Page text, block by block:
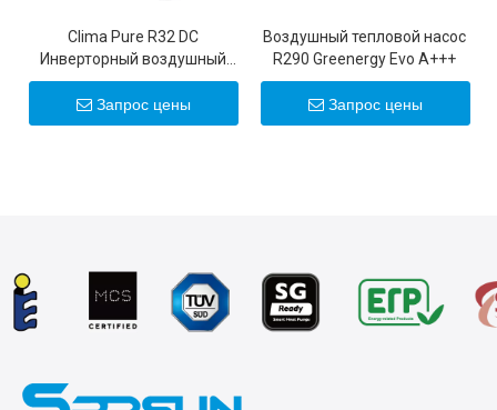
Clima Pure R32 DC
Инверторный воздушный
тепловой насос
Запрос цены
Воздушный тепловой насос
R290 Greenergy Evo A+++
Запрос цены